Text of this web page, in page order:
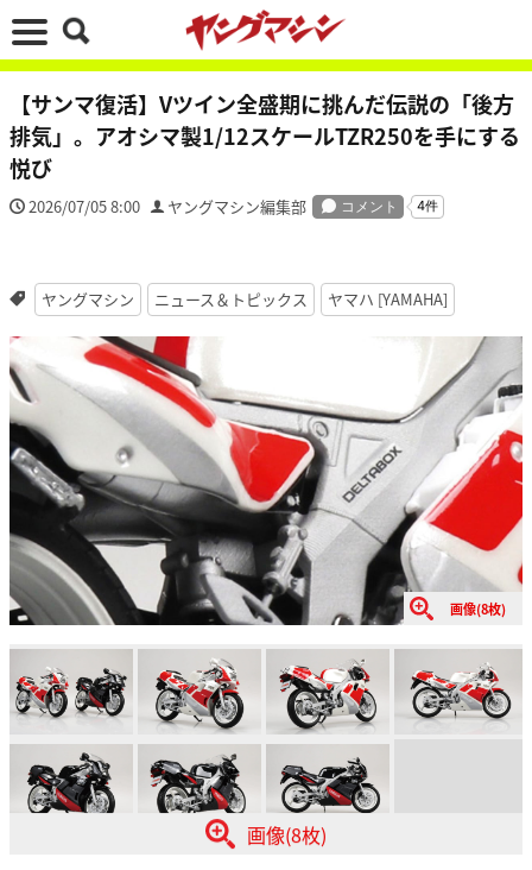
【サンマ復活】Vツイン全盛期に挑んだ伝説の「後方
排気」。アオシマ製1/12スケールTZR250を手にする
悦び
2026/07/05 8:00 ヤングマシン編集部
ヤングマシン ニュース＆トピックス ヤマハ [YAMAHA]
画像(8枚)
画像(8枚)